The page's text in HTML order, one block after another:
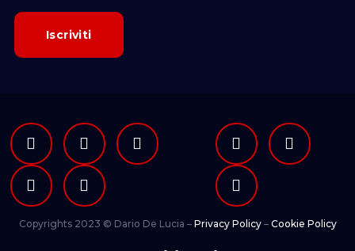
Copyrights 2023 © Dario De Lucia – Privacy Policy– Cookie Policy